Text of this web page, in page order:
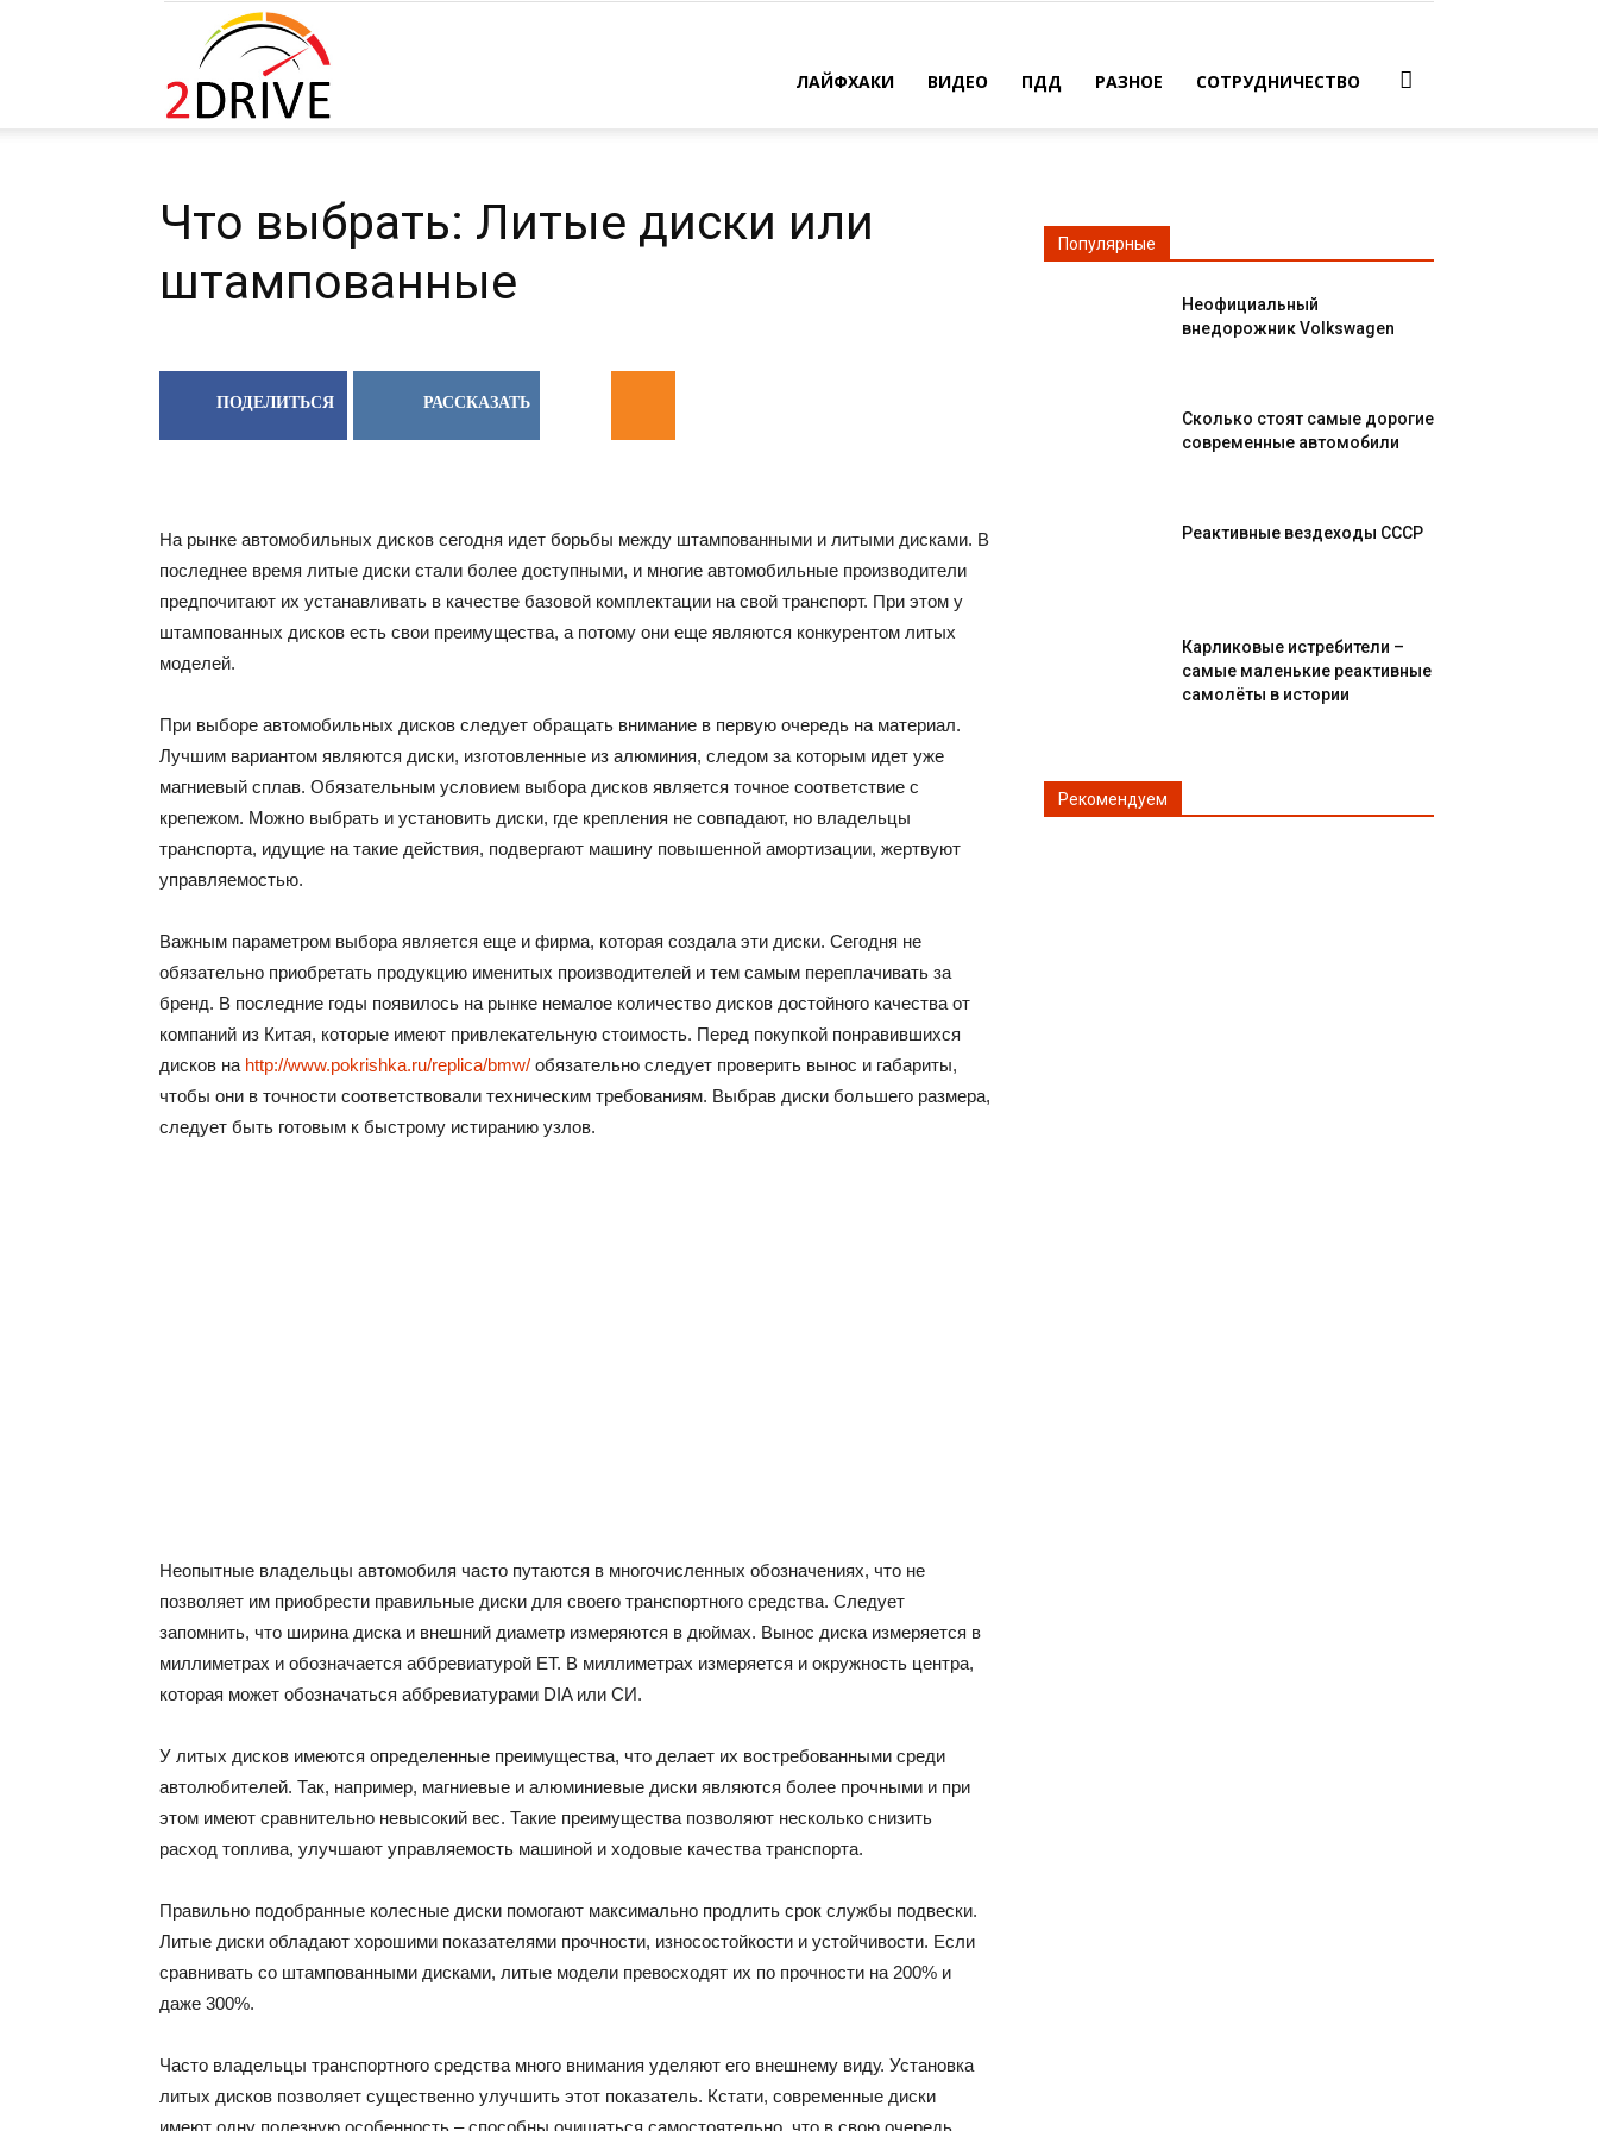
ЛАЙФХАКИ ВИДЕО ПДД РАЗНОЕ СОТРУДНИЧЕСТВО
Что выбрать: Литые диски или
штампованные
ПОДЕЛИТЬСЯ РАССКАЗАТЬ
На рынке автомобильных дисков сегодня идет борьбы между штампованными и литыми дисками. В
последнее время литые диски стали более доступными, и многие автомобильные производители
предпочитают их устанавливать в качестве базовой комплектации на свой транспорт. При этом у
штампованных дисков есть свои преимущества, а потому они еще являются конкурентом литых
моделей.
При выборе автомобильных дисков следует обращать внимание в первую очередь на материал.
Лучшим вариантом являются диски, изготовленные из алюминия, следом за которым идет уже
магниевый сплав. Обязательным условием выбора дисков является точное соответствие с
крепежом. Можно выбрать и установить диски, где крепления не совпадают, но владельцы
транспорта, идущие на такие действия, подвергают машину повышенной амортизации, жертвуют
управляемостью.
Важным параметром выбора является еще и фирма, которая создала эти диски. Сегодня не
обязательно приобретать продукцию именитых производителей и тем самым переплачивать за
бренд. В последние годы появилось на рынке немалое количество дисков достойного качества от
компаний из Китая, которые имеют привлекательную стоимость. Перед покупкой понравившихся
дисков на http://www.pokrishka.ru/replica/bmw/ обязательно следует проверить вынос и габариты,
чтобы они в точности соответствовали техническим требованиям. Выбрав диски большего размера,
следует быть готовым к быстрому истиранию узлов.
Неопытные владельцы автомобиля часто путаются в многочисленных обозначениях, что не
позволяет им приобрести правильные диски для своего транспортного средства. Следует
запомнить, что ширина диска и внешний диаметр измеряются в дюймах. Вынос диска измеряется в
миллиметрах и обозначается аббревиатурой ET. В миллиметрах измеряется и окружность центра,
которая может обозначаться аббревиатурами DIA или СИ.
У литых дисков имеются определенные преимущества, что делает их востребованными среди
автолюбителей. Так, например, магниевые и алюминиевые диски являются более прочными и при
этом имеют сравнительно невысокий вес. Такие преимущества позволяют несколько снизить
расход топлива, улучшают управляемость машиной и ходовые качества транспорта.
Правильно подобранные колесные диски помогают максимально продлить срок службы подвески.
Литые диски обладают хорошими показателями прочности, износостойкости и устойчивости. Если
сравнивать со штампованными дисками, литые модели превосходят их по прочности на 200% и
даже 300%.
Часто владельцы транспортного средства много внимания уделяют его внешнему виду. Установка
литых дисков позволяет существенно улучшить этот показатель. Кстати, современные диски
имеют одну полезную особенность – способны очищаться самостоятельно, что в свою очередь
Популярные
Неофициальный
внедорожник Volkswagen
Сколько стоят самые дорогие
современные автомобили
Реактивные вездеходы СССР
Карликовые истребители –
самые маленькие реактивные
самолёты в истории
Рекомендуем